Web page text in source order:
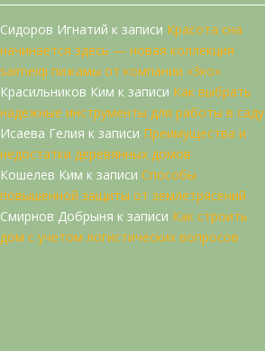
Сидоров Игнатий к записи Красота сна
начинается здесь — новая коллекция
saimeiqi пижамы от компании «3ко»
Красильников Ким к записи Как выбрать
надежные инструменты для работы в саду
Исаева Гелия к записи Преимущества и
недостатки деревянных домов
Кошелев Ким к записи Способы
повышенной защиты от землетрясений
Смирнов Добрыня к записи Как строить
дом с учетом логистических вопросов